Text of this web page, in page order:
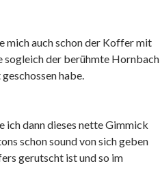
mich auch schon der Koffer mit
sogleich der berühmte Hornbach
habe.
ich dann dieses nette Gimmick
schon sound von sich geben
gerutscht ist und so im